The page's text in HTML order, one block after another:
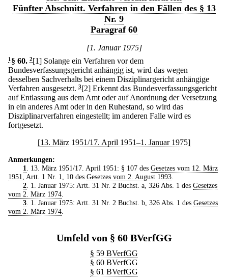
Fünfter Abschnitt. Verfahren in den Fällen des § 13
Nr. 9
Paragraf 60
[1. Januar 1975]
1 § 60. 2[1] Solange ein Verfahren vor dem
Bundesverfassungsgericht anhängig ist, wird das wegen
desselben Sachverhalts bei einem Disziplinargericht anhängige
Verfahren ausgesetzt. 3[2] Erkennt das Bundesverfassungsgericht
auf Entlassung aus dem Amt oder auf Anordnung der Versetzung
in ein anderes Amt oder in den Ruhestand, so wird das
Disziplinarverfahren eingestellt; im anderen Falle wird es
fortgesetzt.
[13. März 1951/17. April 1951–1. Januar 1975]
Anmerkungen:
1
. 13. März 1951/17. April 1951: § 107 des Gesetzes vom 12. März
1951
, Artt. 1 Nr. 1, 10 des Gesetzes vom 2. August 1993
2. 1. Januar 1975: Artt. 31 Nr. 2 Buchst. a, 326 Abs. 1 des Gesetzes
vom 2. März 1974
3. 1. Januar 1975: Artt. 31 Nr. 2 Buchst. b, 326 Abs. 1 des Gesetzes
vom 2. März 1974
Umfeld von § 60 BVerfGG
§ 59 BVerfGG
§ 60 BVerfGG
§ 61 BVerfGG